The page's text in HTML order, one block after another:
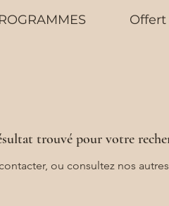
Offert
trouvé pour votre
ou consultez nos